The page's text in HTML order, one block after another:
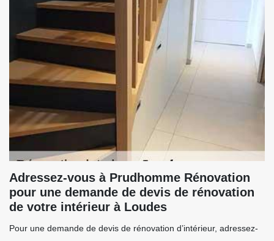
Adressez-vous à Prudhomme Rénovation
pour une demande de devis de rénovation
de votre intérieur à Loudes
Pour une demande de devis de rénovation d’intérieur, adressez-